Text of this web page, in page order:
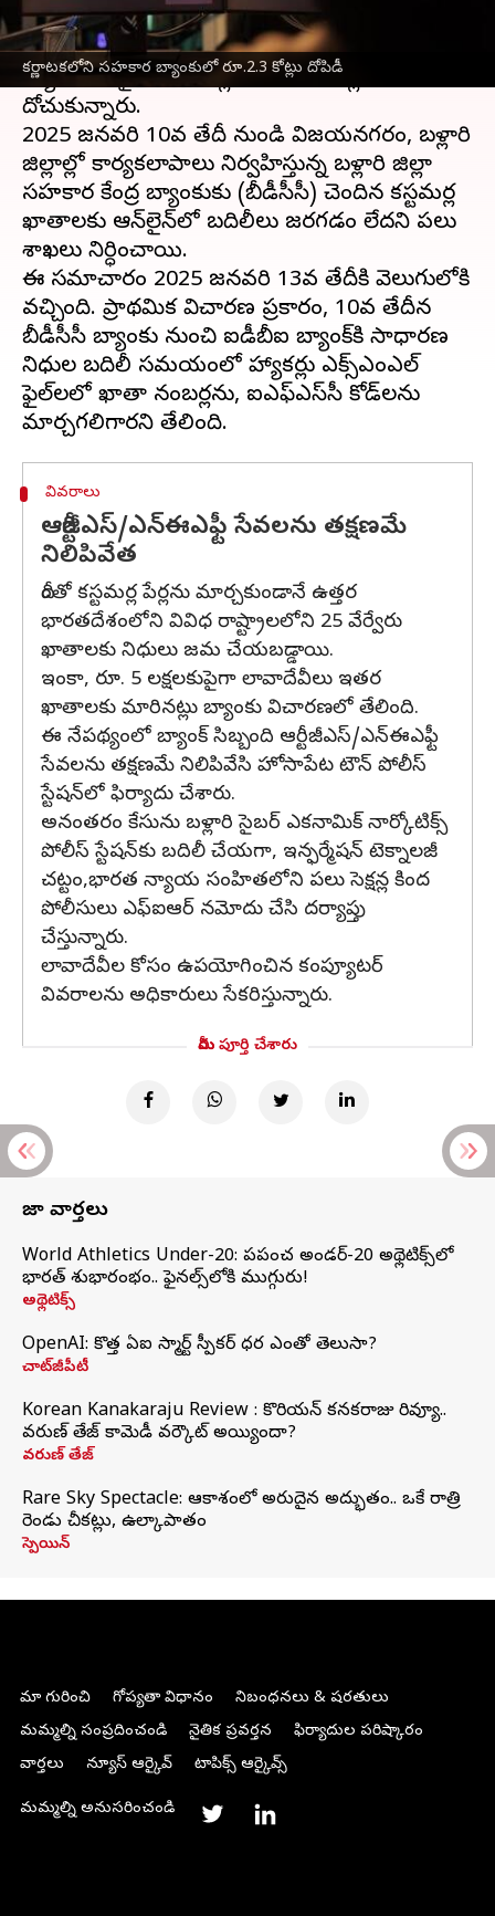
కర్ణాటకలోని సహకార బ్యాంకులో రూ.2.3 కోట్లు దోపిడీ
ఈ వార్తాకథనం ఏంటి
కర్ణాటకరాష్ట్రంలోని విజయనగరలోని ఓ సహకార
బ్యాంకులో సైబర్ నేరగాళ్లు రూ.2.34 కోట్లు
దోచుకున్నారు.
2025 జనవరి 10వ తేదీ నుండి విజయనగరం, బళ్లారి
జిల్లాల్లో కార్యకలాపాలు నిర్వహిస్తున్న బళ్లారి జిల్లా
సహకార కేంద్ర బ్యాంకుకు (బీడీసీసీ) చెందిన కస్టమర్ల
ఖాతాలకు ఆన్‌లైన్‌లో బదిలీలు జరగడం లేదని పలు
శాఖలు నిర్ధారించాయి.
ఈ సమాచారం 2025 జనవరి 13వ తేదీకి వెలుగులోకి
వచ్చింది. ప్రాథమిక విచారణ ప్రకారం, 10వ తేదీన
బీడీసీసీ బ్యాంకు నుంచి ఐడీబీఐ బ్యాంక్‌కి సాధారణ
నిధుల బదిలీ సమయంలో హ్యాకర్లు ఎక్స్ఎంఎల్
ఫైల్‌లలో ఖాతా నంబర్లను, ఐఎఫ్‌ఎస్‌సీ కోడ్‌లను
వివరాలు
ఆర్టీజీఎస్/ఎన్ఈఎఫ్టీ సేవలను తక్షణమే
నిలిపివేత
దీంతో కస్టమర్ల పేర్లను మార్చకుండానే ఉత్తర
భారతదేశంలోని వివిధ రాష్ట్రాలలోని 25 వేర్వేరు
ఖాతాలకు నిధులు జమ చేయబడ్డాయి.
ఇంకా, రూ. 5 లక్షలకుపైగా లావాదేవీలు ఇతర
ఖాతాలకు మారినట్లు బ్యాంకు విచారణలో తేలింది.
ఈ నేపథ్యంలో బ్యాంక్ సిబ్బంది ఆర్టీజీఎస్/ఎన్ఈఎఫ్టీ
సేవలను తక్షణమే నిలిపివేసి హోసాపేట టౌన్ పోలీస్
స్టేషన్‌లో ఫిర్యాదు చేశారు.
అనంతరం కేసును బళ్లారి సైబర్ ఎకనామిక్ నార్కోటిక్స్
పోలీస్ స్టేషన్‌కు బదిలీ చేయగా, ఇన్ఫర్మేషన్ టెక్నాలజీ
చట్టం,భారత న్యాయ సంహితలోని పలు సెక్షన్ల కింద
పోలీసులు ఎఫ్ఐఆర్ నమోదు చేసి దర్యాప్తు
చేస్తున్నారు.
లావాదేవీల కోసం ఉపయోగించిన కంప్యూటర్
వివరాలను అధికారులు సేకరిస్తున్నారు.
మీరు పూర్తి చేశారు
తాజా వార్తలు
World Athletics Under-20: ప్రపంచ అండర్-20 అథ్లెటిక్స్‌లో
భారత్‌ శుభారంభం.. ఫైనల్స్‌లోకి ముగ్గురు!
అథ్లెటిక్స్
OpenAI: కొత్త ఏఐ స్మార్ట్ స్పీకర్ ధర ఎంతో తెలుసా?
చాట్‌జీపీటీ
Korean Kanakaraju Review : కొరియన్ కనకరాజు రివ్యూ..
వరుణ్ తేజ్ కామెడీ వర్కౌట్ అయ్యిందా?
వరుణ్ తేజ్
Rare Sky Spectacle: ఆకాశంలో అరుదైన అద్భుతం.. ఒకే రాత్రి
రెండు చీకట్లు, ఉల్కాపాతం
స్పెయిన్
మా గురించి గోప్యతా విధానం
నిబంధనలు & షరతులు
మమ్మల్ని సంప్రదించండి
నైతిక ప్రవర్తన
ఫిర్యాదుల పరిష్కారం
వార్తలు
న్యూస్ ఆర్కైవ్ టాపిక్స్ ఆర్కైవ్స్
మమ్మల్ని అనుసరించండి